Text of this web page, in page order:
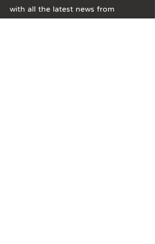
with all the latest news from